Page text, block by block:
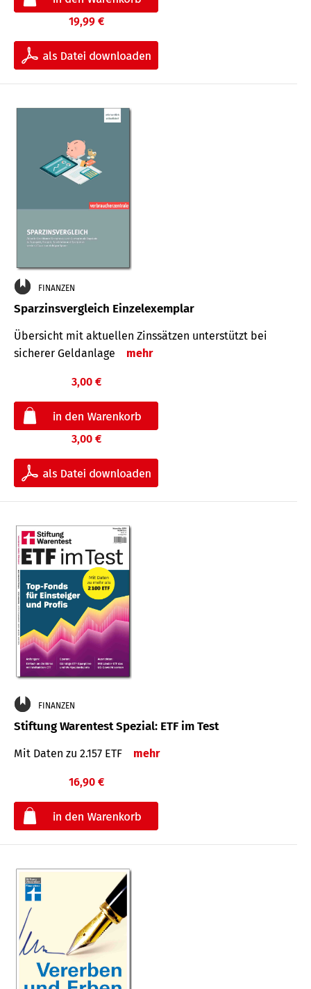
19,99 €
FINANZEN
Sparzinsvergleich Einzelexemplar
Übersicht mit aktuellen Zinssätzen unterstützt bei
sicherer Geldanlage
mehr
3,00 €
3,00 €
FINANZEN
Stiftung Warentest Spezial: ETF im Test
Mit Daten zu 2.157 ETF mehr
16,90 €